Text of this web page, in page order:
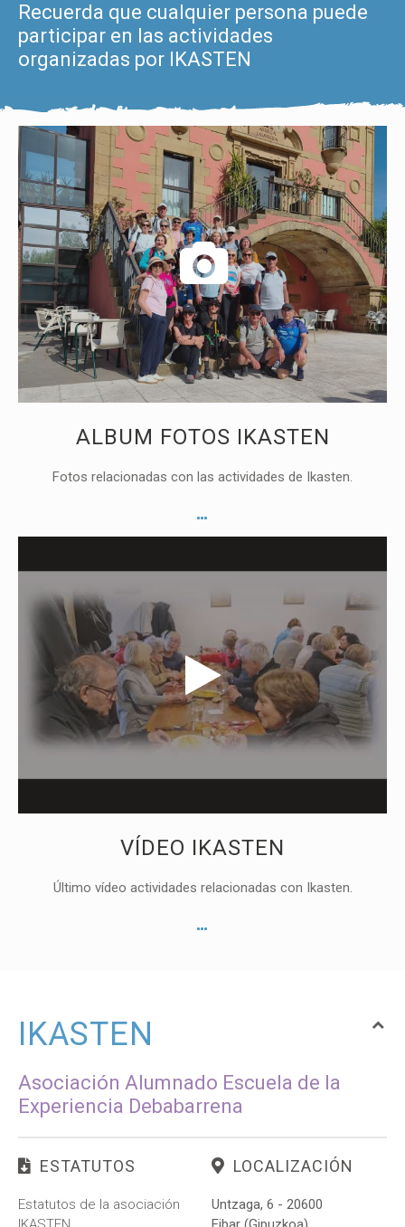
Recuerda que cualquier persona puede
participar en las actividades
organizadas por IKASTEN
ALBUM FOTOS IKASTEN
Fotos relacionadas con las actividades de Ikasten.
VÍDEO IKASTEN
Último vídeo actividades relacionadas con Ikasten.
IKASTEN
Asociación Alumnado Escuela de la
Experiencia Debabarrena
ESTATUTOS
Estatutos de la asociación
LOCALIZACIÓN
Untzaga, 6 - 20600